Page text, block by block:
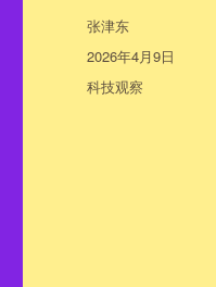
作
者
张津东
发
布
于
2026年4月9日
分
科技观察